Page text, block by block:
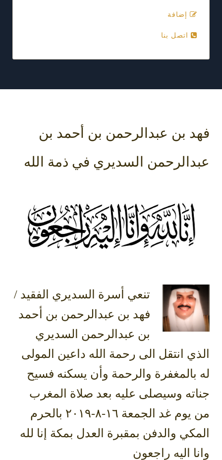
إضافة
اتصل بنا
فهد بن عبدالرحمن بن أحمد بن
عبدالرحمن السديري في ذمة الله
تنعي أسرة السديري الفقيد /
فهد بن عبدالرحمن بن أحمد
بن عبدالرحمن السديري
الذي انتقل الى رحمة الله داعين المولى
له بالمغفرة والرحمة وأن يسكنه فسيح
جناته وسيصلى عليه بعد صلاة المغرب
من يوم غد الجمعة ١٦-٨-٢٠١٩ بالحرم
المكي والدفن بمقبرة العدل بمكة إنا لله
وانا اليه راجعون